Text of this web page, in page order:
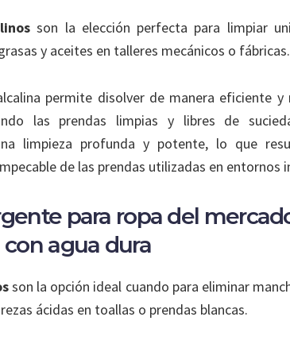
son la elección perfecta para limpiar
y aceites en talleres mecánicos o fábricas.
permite disolver de manera eficiente y
las prendas limpias y libres de
limpieza profunda y potente, lo que
de las prendas utilizadas en entornos
para ropa del
agua dura
son la opción ideal cuando para eliminar
ácidas en toallas o prendas blancas.